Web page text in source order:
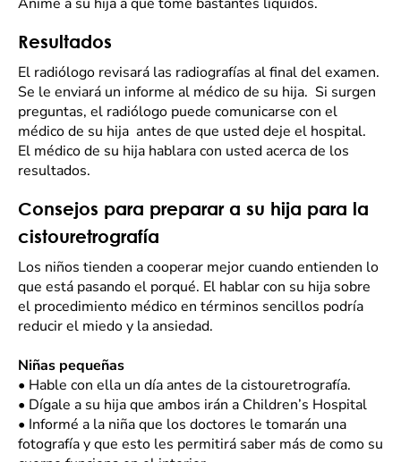
Resultados
El radiólogo revisará las radiografías al final del examen.
Se le enviará un informe al médico de su hija. Si surgen
preguntas, el radiólogo puede comunicarse con el
médico de su hija antes de que usted deje el hospital.
El médico de su hija hablara con usted acerca de los
resultados.
Consejos para preparar a su hija para la
cistouretrografía
Los niños tienden a cooperar mejor cuando entienden lo
que está pasando el porqué. El hablar con su hija sobre
el procedimiento médico en términos sencillos podría
reducir el miedo y la ansiedad.
Niñas pequeñas
• Hable con ella un día antes de la cistouretrografía.
• Dígale a su hija que ambos irán a Children’s Hospital
• Informé a la niña que los doctores le tomarán una
fotografía y que esto les permitirá saber más de como su